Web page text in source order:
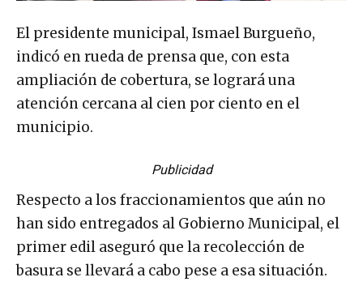
El presidente municipal, Ismael Burgueño,
indicó en rueda de prensa que, con esta
ampliación de cobertura, se logrará una
atención cercana al cien por ciento en el
municipio.
Publicidad
Respecto a los fraccionamientos que aún no
han sido entregados al Gobierno Municipal, el
primer edil aseguró que la recolección de
basura se llevará a cabo pese a esa situación.